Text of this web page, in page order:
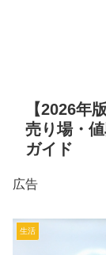
【2026年
売り場・
ガイド
広告
生活